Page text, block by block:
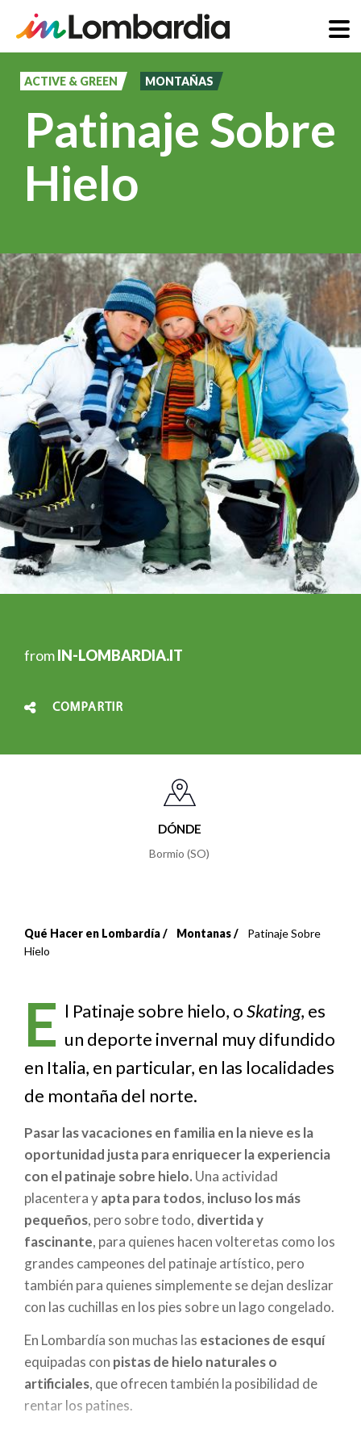
principal
ACTIVE & GREEN MONTAÑAS
Patinaje Sobre
Hielo
fromIN-LOMBARDIA.IT
COMPARTIR
DÓNDE
Bormio (SO)
Sobrescribir
de
ayuda
a
navegación
Qué Hacer en Lombardía Montanas
Patinaje Sobre
Hielo
E l Patinaje sobre hielo, oSkating, es
un deporte invernal muy difundido
en Italia, en particular, en las localidades
de montaña del norte.
Pasar las vacaciones en familia en la nieve es la
oportunidad justa para enriquecer la experiencia
con elpatinaje sobre hielo. Una actividad
placentera yapta para todos, incluso los más
pequeños, pero sobre todo, divertida y
fascinante, para quienes hacen volteretas como los
grandes campeones del patinaje artístico, pero
también para quienes simplemente se dejan deslizar
con las cuchillas en los pies sobre un lago congelado.
En Lombardía son muchas las estaciones de esquí
equipadas con pistas de hielo naturales o
artificiales, que ofrecen también la posibilidad de
rentar los patines.